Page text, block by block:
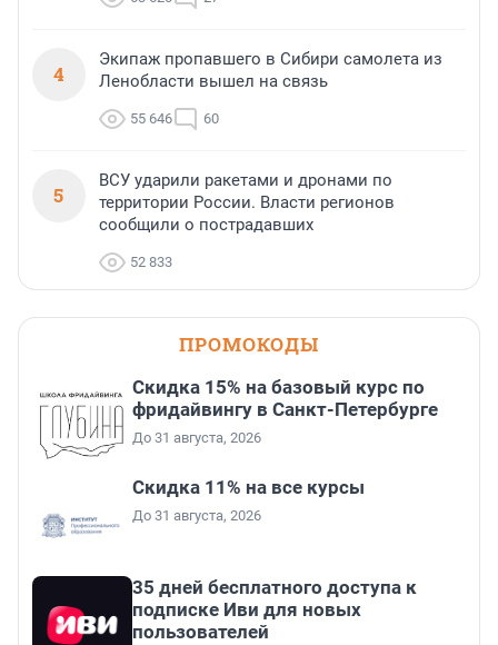
4
Экипаж пропавшего в Сибири самолета из
Ленобласти вышел на связь
55 646 60
5
ВСУ ударили ракетами и дронами по
территории России. Власти регионов
сообщили о пострадавших
52 833
ПРОМОКОДЫ
Скидка 15% на базовый курс по
фридайвингу в Санкт-Петербурге
До 31 августа, 2026
Скидка 11% на все курсы
До 31 августа, 2026
35 дней бесплатного доступа к
подписке Иви для новых
пользователей